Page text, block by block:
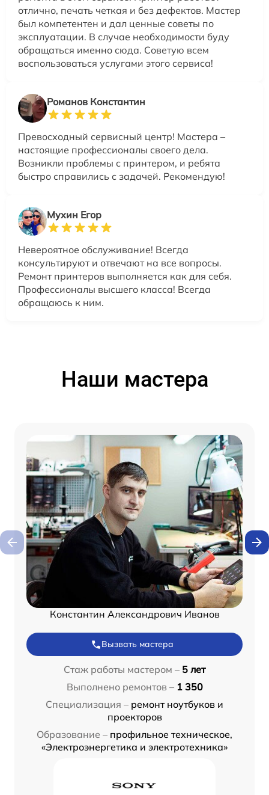
отлично, печать четкая и без дефектов. Мастер
был компетентен и дал ценные советы по
эксплуатации. В случае необходимости буду
обращаться именно сюда. Советую всем
воспользоваться услугами этого сервиса!
Романов Константин
Превосходный сервисный центр! Мастера –
настоящие профессионалы своего дела.
Возникли проблемы с принтером, и ребята
быстро справились с задачей. Рекомендую!
Мухин Егор
Невероятное обслуживание! Всегда
консультируют и отвечают на все вопросы.
Ремонт принтеров выполняется как для себя.
Профессионалы высшего класса! Всегда
обращаюсь к ним.
Наши мастера
Константин Александрович Иванов
Вызвать мастера
Стаж работы мастером – 5 лет
Выполнено ремонтов – 1 350
Специализация – ремонт ноутбуков и
проекторов
Образование – профильное техническое,
«Электроэнергетика и электротехника»